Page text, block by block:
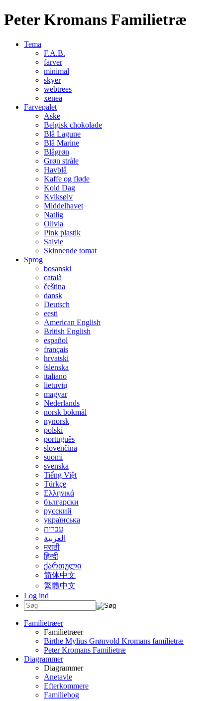
Peter Kromans Familietræ
Tema
F.A.B.
farver
minimal
skyer
webtrees
xenea
Farvepalet
Aske
Belgisk chokolade
Blå Lagune
Blå Marine
Blågrøn
Grøn stråle
Havblå
Kaffe og fløde
Kold Dag
Kviksølv
Middelhavet
Natlig
Olivia
Pink plastik
Salvie
Skinnende tomat
Sprog
bosanski
català
čeština
dansk
Deutsch
eesti
American English
British English
español
français
hrvatski
íslenska
italiano
lietuvių
magyar
Nederlands
norsk bokmål
nynorsk
polski
português
slovenčina
suomi
svenska
Tiếng Việt
Türkçe
Ελληνικά
български
русский
українська
עברית
العربية
मराठी
हिन्दी
ქართული
简体中文
繁體中文
Log ind
Familietræer
Familietræer
Birthe Mylius Grønvold Kromans familietræ
Peter Kromans Familietræ
Diagrammer
Diagrammer
Anetavle
Efterkommere
Familiebog